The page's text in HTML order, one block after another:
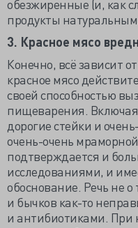
обезжиренные (и, как
продукты
3. Красное мясо
Конечно, всё зависит
красное мясо
своей способностью
пищеварения. Включая
дорогие стейки и
очень-очень
подтверждается и
исследованиями, и
обоснование. Речь не
и бычков как-то
и антибиотиками. При